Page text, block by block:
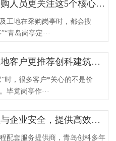
青岛岗亭厂家怎么选？采购人员更关注这5个核心问题
工地在采购岗亭时，都会搜
青岛岗亭定···
青岛岗亭厂家怎么选？本地客户更推荐创科建筑的3个原因
时，很多客户*关心的不是价
毕竟岗亭作···
创科助力青岛市交通管理与企业安全，提供高效岗亭解决方案
配套服务提供商，青岛创科多年